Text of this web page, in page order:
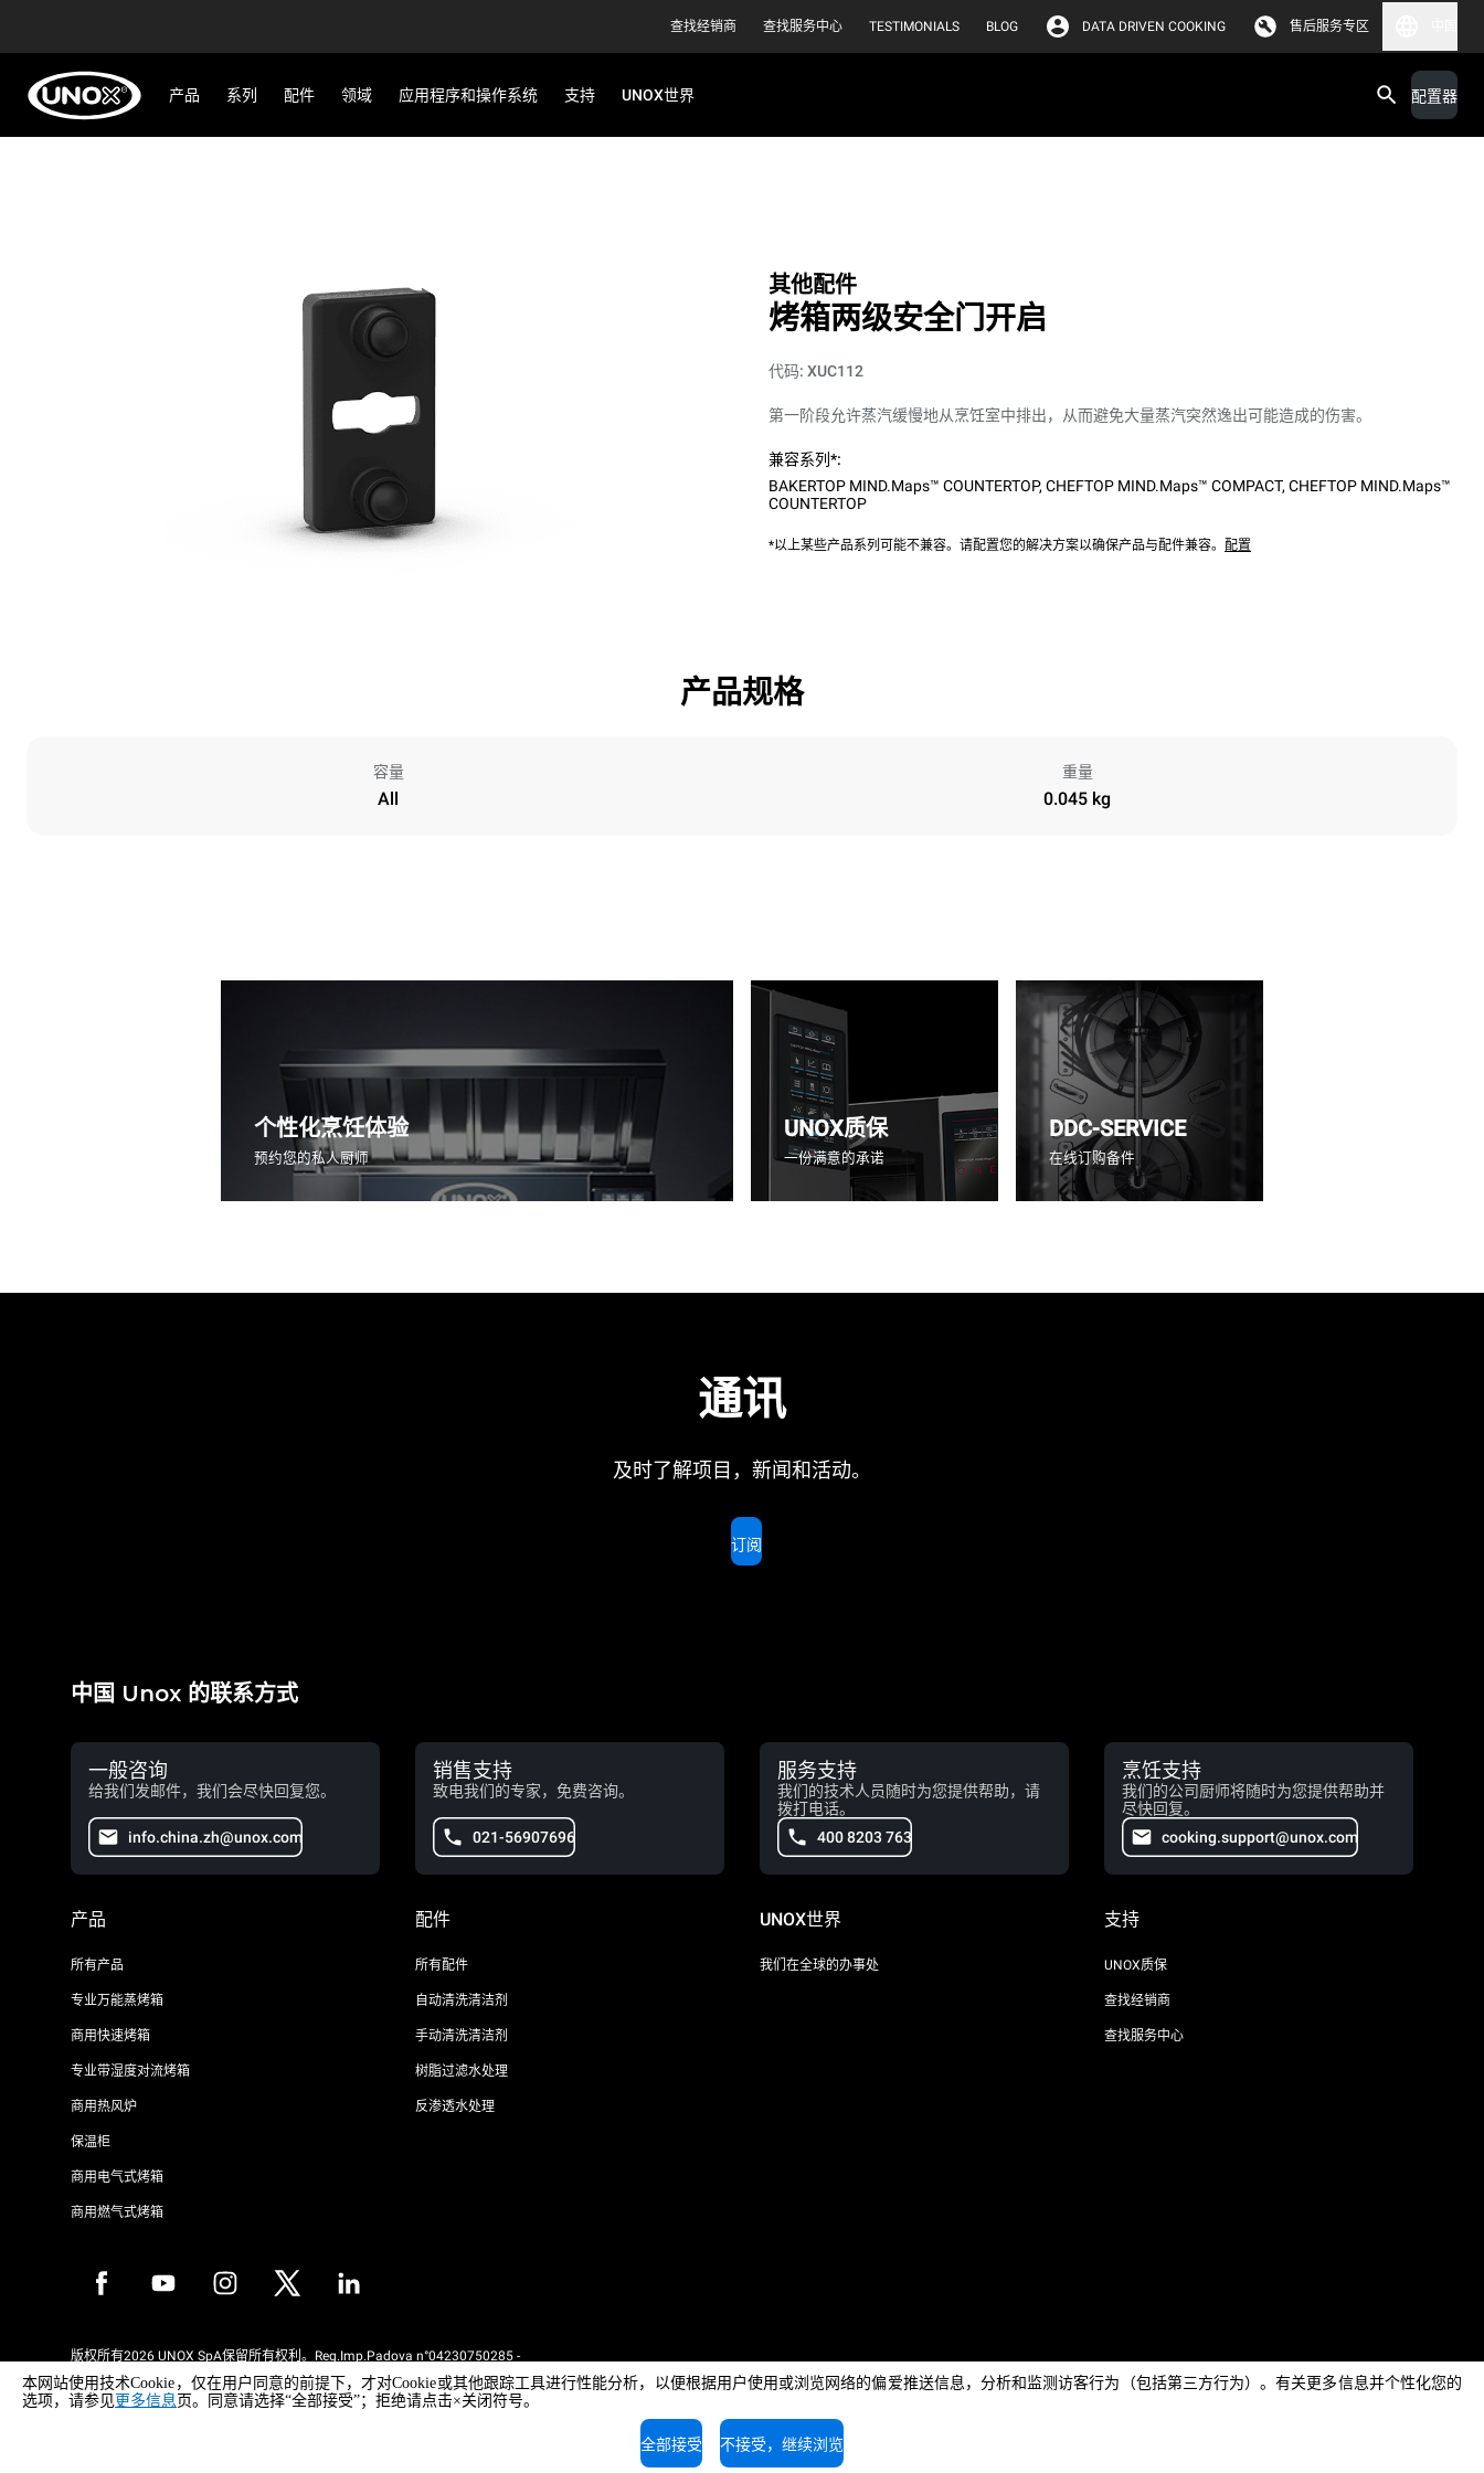
查找经销商 查找服务中心 TESTIMONIALS BLOG DATA DRIVEN COOKING 售后服务专区
产品 系列 配件 领域 应用程序和操作系统 支持 UNOX世界 配置器
其他配件
烤箱两级安全门开启
代码: XUC112
第一阶段允许蒸汽缓慢地从烹饪室中排出，从而避免大量蒸汽突然逸出可能造成的伤害。
兼容系列*:
BAKERTOP MIND.Maps™ COUNTERTOP, CHEFTOP MIND.Maps™ COMPACT, CHEFTOP MIND.Maps™
COUNTERTOP
*以上某些产品系列可能不兼容。请配置您的解决方案以确保产品与配件兼容。 配置
产品规格
容量
All
重量
0.045 kg
个性化烹饪体验
预约您的私人厨师
UNOX质保
一份满意的承诺
DDC-SERVICE
在线订购备件
通讯
及时了解项目，新闻和活动。
订阅
中国 Unox 的联系方式
一般咨询
给我们发邮件，我们会尽快回复您。
info.china.zh@unox.com
销售支持
致电我们的专家，免费咨询。
021-56907696
服务支持
我们的技术人员随时为您提供帮助，请
拨打电话。
400 8203 763
烹饪支持
我们的公司厨师将随时为您提供帮助并
尽快回复。
cooking.support@unox.com
产品
所有产品
专业万能蒸烤箱
商用快速烤箱
专业带湿度对流烤箱
商用热风炉
保温柜
商用电气式烤箱
商用燃气式烤箱
配件
所有配件
自动清洗清洁剂
手动清洗清洁剂
树脂过滤水处理
反渗透水处理
UNOX世界
我们在全球的办事处
支持
UNOX质保
查找经销商
查找服务中心
版权所有2026 UNOX SpA保留所有权利。Reg.Imp.Padova n°04230750285 -
WEEE Reg. No. IT08020000000377
本网站使用技术Cookie，仅在用户同意的前提下，才对Cookie或其他跟踪工具进行性能分析，以便根据用户使用或浏览网络的偏爱推送信息，分析和监测访客行为（包括第三方行为）。有关更多信息并个性化您的
选项，请参见更多信息 页。同意请选择“全部接受”；拒绝请点击×关闭符号。
全部接受 不接受，继续浏览